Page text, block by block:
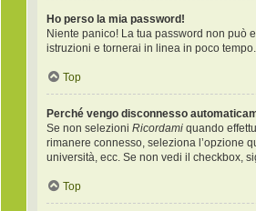
Ho perso la mia password!
Niente panico! La tua password non può
istruzioni e tornerai in linea in poco
Top
Perché vengo disconnesso
Se non selezioni Ricordami quando
rimanere connesso, seleziona l’opzione
università, ecc. Se non vedi il checkbox,
Top